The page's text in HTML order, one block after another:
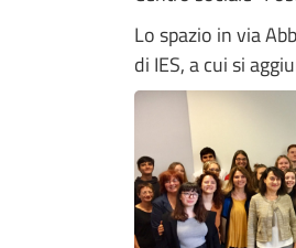
Lo spazio in via
di IES, a cui si